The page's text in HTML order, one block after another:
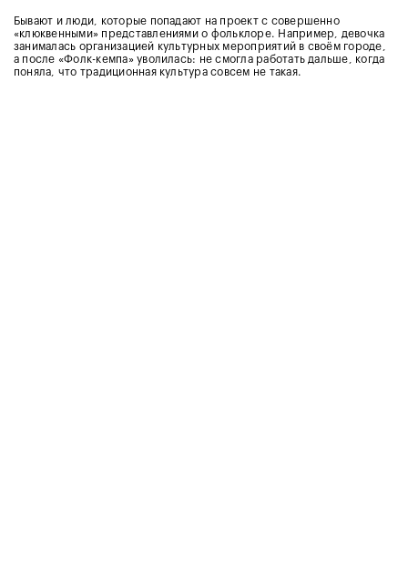
Бывают и люди, которые попадают на проект с совершенно
«клюквенными» представлениями о фольклоре. Например, девочка
занималась организацией культурных мероприятий в своём городе,
а после «Фолк-кемпа» уволилась: не смогла работать дальше, когда
поняла, что традиционная культура совсем не такая.